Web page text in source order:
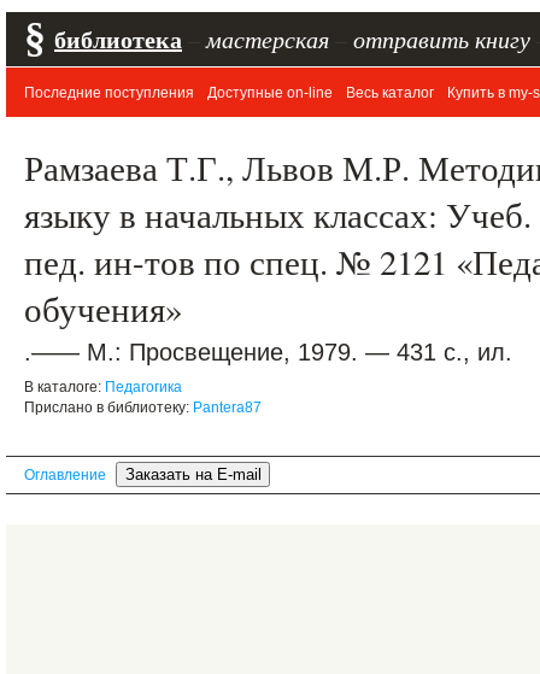
§ библиотека мастерская отправить книгу
Последние поступления Доступные on-line Весь каталог Купить в my-
Рамзаева Т.Г., Львов М.Р.
языку в начальных классах:
пед. ин-тов по спец. № 2121
обучения»
.—— М.: Просвещение, 1979. — 431 с., ил.
В каталоге: Педагогика
Прислано в библиотеку: Pantera87
Оглавление